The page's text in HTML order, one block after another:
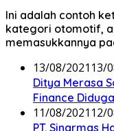
Ini adalah contoh
kategori otomotif,
memasukkannya
13/08/2021 13/
Ditya Merasa
Finance
11/08/2021 12/
PT. Sinarmas